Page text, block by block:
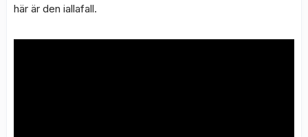
här är den iallafall.